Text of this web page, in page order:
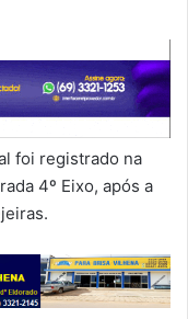
foi registrado na
4º Eixo, após a